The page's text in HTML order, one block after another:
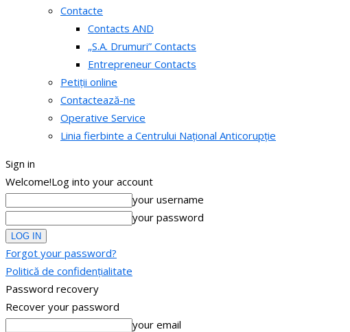
Contacte
Contacts AND
„S.A. Drumuri” Contacts
Entrepreneur Contacts
Petiții online
Contactează-ne
Operative Service
Linia fierbinte a Centrului Național Anticorupție
Sign in
Welcome!Log into your account
your username
your password
Forgot your password?
Politică de confidențialitate
Password recovery
Recover your password
your email